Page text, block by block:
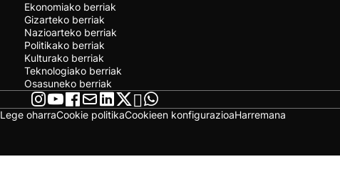
Ekonomiako berriak
Gizarteko berriak
Nazioarteko berriak
Politikako berriak
Kulturako berriak
Teknologiako berriak
Osasuneko berriak
Lege oharraCookie politikaCookieen konfigurazioaHarremana